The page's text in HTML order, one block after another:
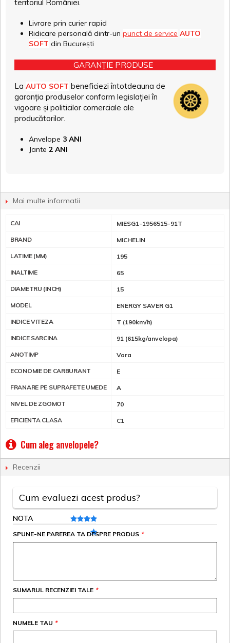
teritoriul României.
Livrare prin curier rapid
Ridicare personală dintr-un punct de service AUTO
SOFT din București
GARANȚIE PRODUSE
La AUTO SOFT beneficiezi întotdeauna de
garanția produselor conform legislației în
vigoare și politicilor comerciale ale
producătorilor.
Anvelope 3 ANI
Jante 2 ANI
Mai multe informatii
CAI MIESG1-1956515-91T
BRAND MICHELIN
LATIME (MM) 195
INALTIME 65
DIAMETRU (INCH) 15
MODEL ENERGY SAVER G1
INDICE VITEZA T (190km/h)
INDICE SARCINA 91 (615kg/anvelopa)
ANOTIMP Vara
ECONOMIE DE CARBURANT E
FRANARE PE SUPRAFETE UMEDE A
NIVEL DE ZGOMOT 70
EFICIENTA CLASA C1
Cum aleg anvelopele?
Recenzii
Cum evaluezi acest produs?
NOTA
*
SPUNE-NE PAREREA TA DESPRE PRODUS
*
SUMARUL RECENZIEI TALE
*
NUMELE TAU